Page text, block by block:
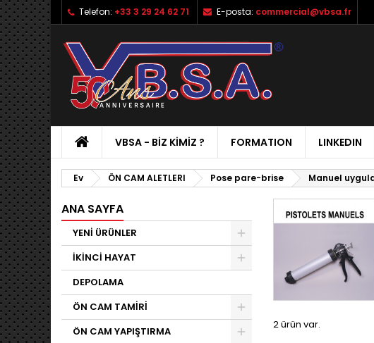
Telefon: +33 3 29 24 62 71 E-posta: commercial@vbsa.fr
VBSA - BIZ KIMIZ ? FORMATION LINKEDIN
Ev ÖN CAM ALETLERI Pose pare-brise Manuel
ANA SAYFA
YENİ ÜRÜNLER
İKİNCİ HAYAT
DEPOLAMA
ÖN CAM TAMİRİ
ÖN CAM YAPIŞTIRMA
2 ürün var.